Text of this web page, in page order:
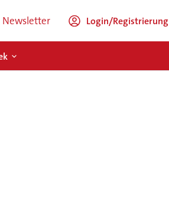
Newsletter Login/Registrierung